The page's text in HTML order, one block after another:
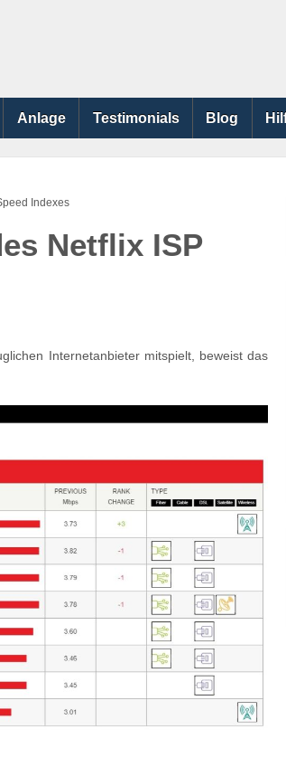
Anlage Testimonials Blog
Indexes
Netflix ISP
Internetanbieter mitspielt, beweist das